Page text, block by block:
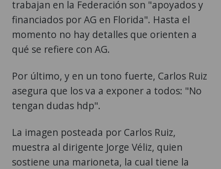
trabajan en la Federación son "apoyados y
financiados por AG en Florida". Hasta el
momento no hay detalles que orienten a
qué se refiere con AG.
Por último, y en un tono fuerte, Carlos Ruiz
asegura que los va a exponer a todos: "No
tengan dudas hdp".
La imagen posteada por Carlos Ruiz,
muestra al dirigente Jorge Véliz, quien
sostiene una marioneta, la cual tiene la